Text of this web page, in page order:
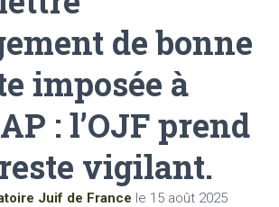
A
T
de bonne
imposée à
: l’OJF prend
vigilant.
Juif de France le 15 août 2025